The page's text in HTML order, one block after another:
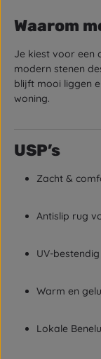
Waarom
Je kiest voor een
modern stenen
blijft mooi liggen
woning.
USP’s
Zacht &
Antislip rug
UV-
Warm en
Lokale